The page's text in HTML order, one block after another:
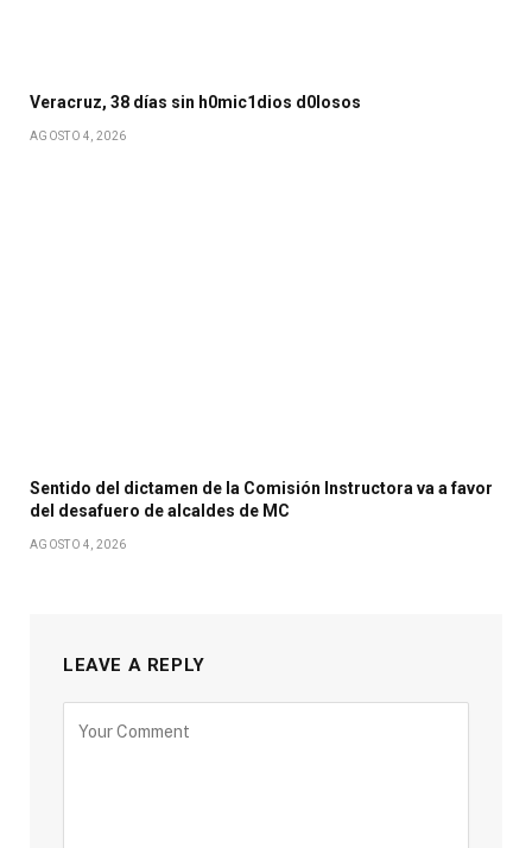
Veracruz, 38 días sin h0mic1dios d0losos
AGOSTO 4, 2026
Sentido del dictamen de la Comisión Instructora va a favor
del desafuero de alcaldes de MC
AGOSTO 4, 2026
LEAVE A REPLY